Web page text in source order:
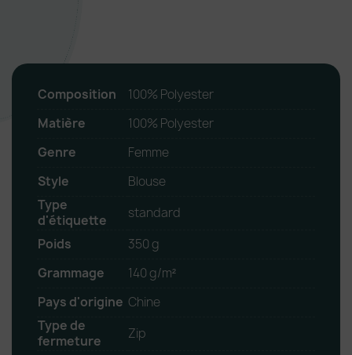
Composition
100% Polyester
Matière
100% Polyester
Genre
Femme
Style
Blouse
Type
d'étiquette
standard
Poids
350 g
Grammage
140 g/m²
Pays d'origine Chine
Type de
fermeture
Zip